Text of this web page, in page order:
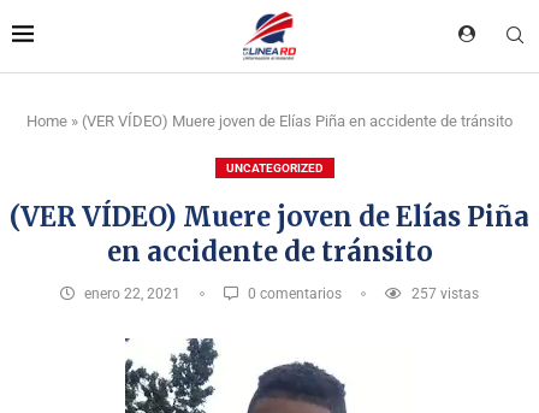
Home » (VER VÍDEO) Muere joven de Elías Piña en accidente de tránsito
UNCATEGORIZED
(VER VÍDEO) Muere joven de Elías Piña
en accidente de tránsito
enero 22, 2021 0 comentarios 257 vistas